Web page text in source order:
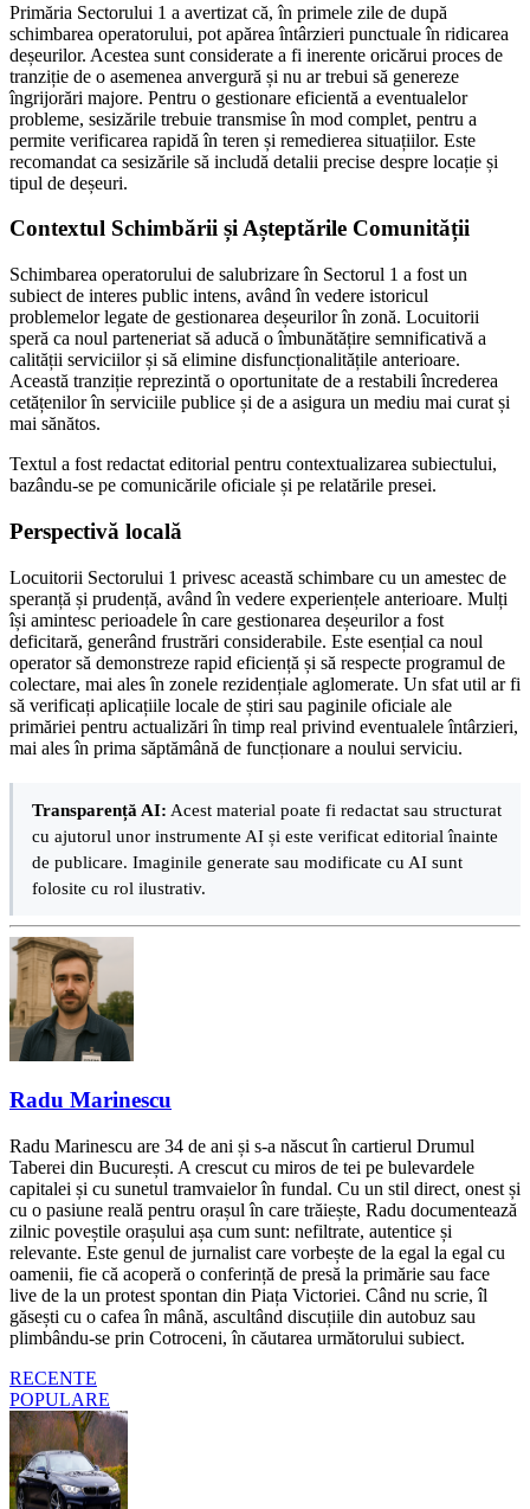
Primăria Sectorului 1 a avertizat că, în primele zile de după
schimbarea operatorului, pot apărea întârzieri punctuale în ridicarea
deșeurilor. Acestea sunt considerate a fi inerente oricărui proces de
tranziție de o asemenea anvergură și nu ar trebui să genereze
îngrijorări majore. Pentru o gestionare eficientă a eventualelor
probleme, sesizările trebuie transmise în mod complet, pentru a
permite verificarea rapidă în teren și remedierea situațiilor. Este
recomandat ca sesizările să includă detalii precise despre locație și
tipul de deșeuri.
Contextul Schimbării și Așteptările Comunității
Schimbarea operatorului de salubrizare în Sectorul 1 a fost un
subiect de interes public intens, având în vedere istoricul
problemelor legate de gestionarea deșeurilor în zonă. Locuitorii
speră ca noul parteneriat să aducă o îmbunătățire semnificativă a
calității serviciilor și să elimine disfuncționalitățile anterioare.
Această tranziție reprezintă o oportunitate de a restabili încrederea
cetățenilor în serviciile publice și de a asigura un mediu mai curat și
mai sănătos.
Textul a fost redactat editorial pentru contextualizarea subiectului,
bazându-se pe comunicările oficiale și pe relatările presei.
Perspectivă locală
Locuitorii Sectorului 1 privesc această schimbare cu un amestec de
speranță și prudență, având în vedere experiențele anterioare. Mulți
își amintesc perioadele în care gestionarea deșeurilor a fost
deficitară, generând frustrări considerabile. Este esențial ca noul
operator să demonstreze rapid eficiență și să respecte programul de
colectare, mai ales în zonele rezidențiale aglomerate. Un sfat util ar fi
să verificați aplicațiile locale de știri sau paginile oficiale ale
primăriei pentru actualizări în timp real privind eventualele întârzieri,
mai ales în prima săptămână de funcționare a noului serviciu.
Transparență AI: Acest material poate fi redactat sau structurat
cu ajutorul unor instrumente AI și este verificat editorial înainte
de publicare. Imaginile generate sau modificate cu AI sunt
folosite cu rol ilustrativ.
Radu Marinescu
Radu Marinescu are 34 de ani și s-a născut în cartierul Drumul
Taberei din București. A crescut cu miros de tei pe bulevardele
capitalei și cu sunetul tramvaielor în fundal. Cu un stil direct, onest și
cu o pasiune reală pentru orașul în care trăiește, Radu documentează
zilnic poveștile orașului așa cum sunt: nefiltrate, autentice și
relevante. Este genul de jurnalist care vorbește de la egal la egal cu
oamenii, fie că acoperă o conferință de presă la primărie sau face
live de la un protest spontan din Piața Victoriei. Când nu scrie, îl
găsești cu o cafea în mână, ascultând discuțiile din autobuz sau
plimbându-se prin Cotroceni, în căutarea următorului subiect.
RECENTE
POPULARE